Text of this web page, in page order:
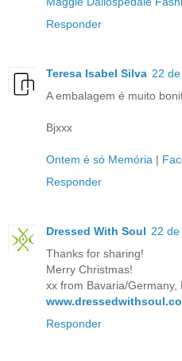
Responder
Teresa Isabel Silva 22
A embalagem é muito
Bjxxx
Ontem é só Memória |
Responder
Dressed With Soul 22
Thanks for sharing!
Merry Christmas!
xx from Bavaria/Germany,
Responder